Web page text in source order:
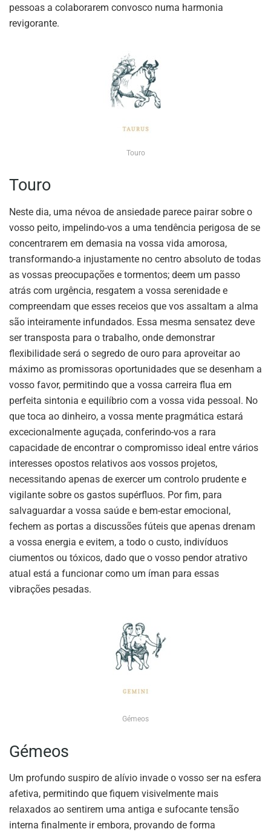
pessoas a colaborarem convosco numa harmonia
revigorante.
Touro
Touro
Neste dia, uma névoa de ansiedade parece pairar sobre o
vosso peito, impelindo-vos a uma tendência perigosa de se
concentrarem em demasia na vossa vida amorosa,
transformando-a injustamente no centro absoluto de todas
as vossas preocupações e tormentos; deem um passo
atrás com urgência, resgatem a vossa serenidade e
compreendam que esses receios que vos assaltam a alma
são inteiramente infundados. Essa mesma sensatez deve
ser transposta para o trabalho, onde demonstrar
flexibilidade será o segredo de ouro para aproveitar ao
máximo as promissoras oportunidades que se desenham a
vosso favor, permitindo que a vossa carreira flua em
perfeita sintonia e equilíbrio com a vossa vida pessoal. No
que toca ao dinheiro, a vossa mente pragmática estará
excecionalmente aguçada, conferindo-vos a rara
capacidade de encontrar o compromisso ideal entre vários
interesses opostos relativos aos vossos projetos,
necessitando apenas de exercer um controlo prudente e
vigilante sobre os gastos supérfluos. Por fim, para
salvaguardar a vossa saúde e bem-estar emocional,
fechem as portas a discussões fúteis que apenas drenam
a vossa energia e evitem, a todo o custo, indivíduos
ciumentos ou tóxicos, dado que o vosso pendor atrativo
atual está a funcionar como um íman para essas
vibrações pesadas.
Gémeos
Gémeos
Um profundo suspiro de alívio invade o vosso ser na esfera
afetiva, permitindo que fiquem visivelmente mais
relaxados ao sentirem uma antiga e sufocante tensão
interna finalmente ir embora, provando de forma